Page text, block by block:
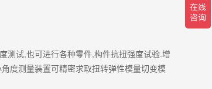
测试,也可进行各种零件,构件抗扭强度试验.增
度测量装置可精密求取扭转弹性模量切变模